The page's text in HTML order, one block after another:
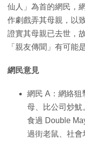
仙人」為首的網民，
作劇戲弄其母親，以
證實其母親已去世，
「親友傳聞」有可能
網民意見
網民 A：網絡狙
母、比公司炒魷
食過 Double
過街老鼠、社會